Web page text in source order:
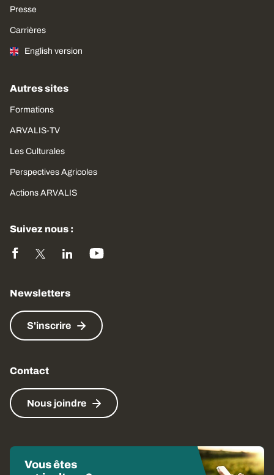
Presse
Carrières
English version
Autres sites
Formations
ARVALIS-TV
Les Culturales
Perspectives Agricoles
Actions ARVALIS
Suivez nous :
Newsletters
S'inscrire
Contact
Nous joindre
Vous êtes